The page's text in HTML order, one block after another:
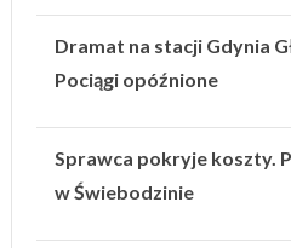
Dramat na stacji Gdynia
Pociągi opóźnione
Sprawca pokryje koszty.
w Świebodzinie